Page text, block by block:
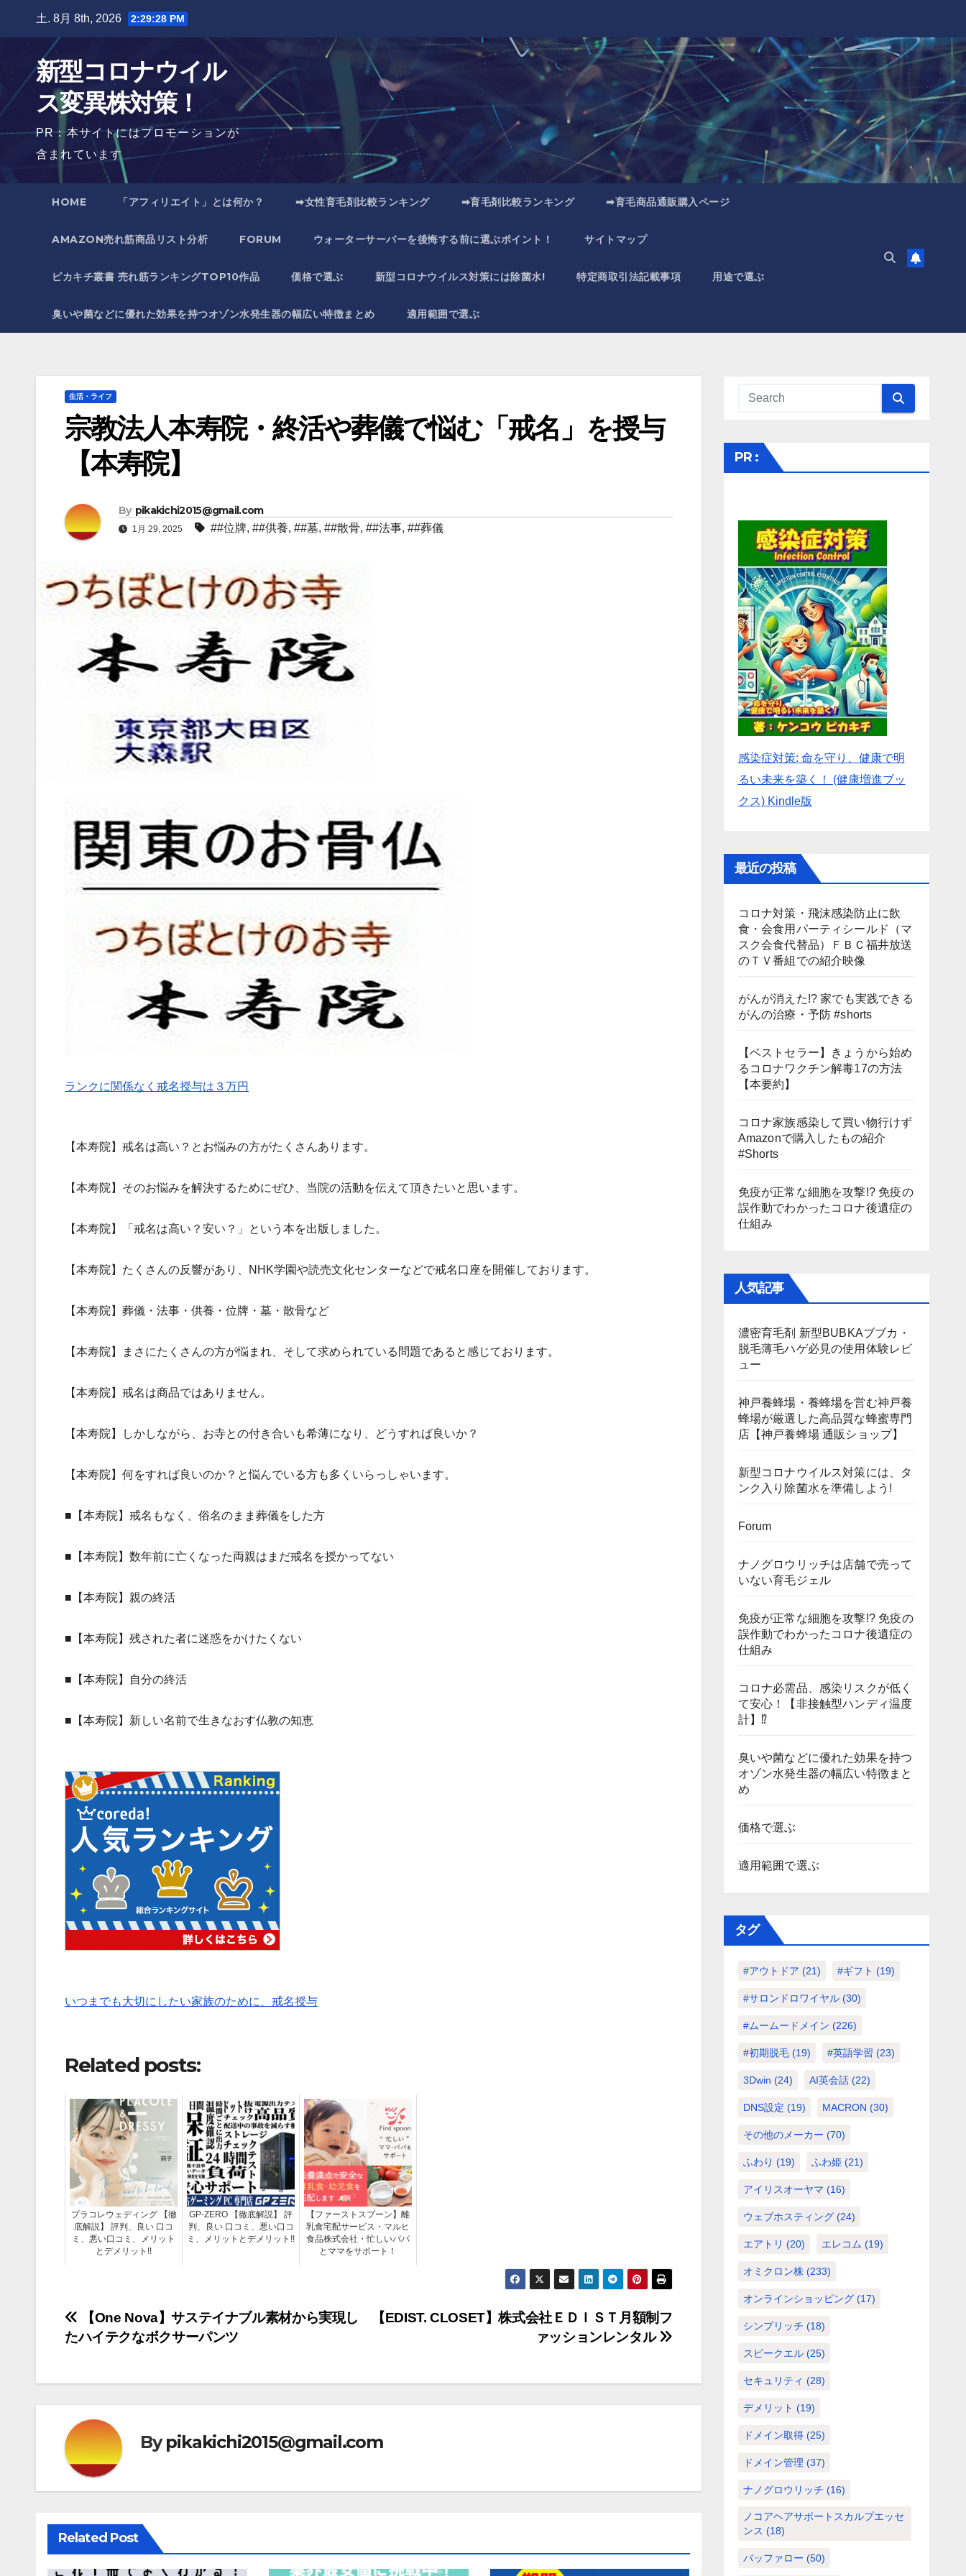
土. 8月 8th, 2026 2:29:30 PM
新型コロナウイル
ス変異株対策！
PR：本サイトにはプロモーションが
含まれています
HOME 「アフィリエイト」とは何か？ ➡女性育毛剤比較ランキング ➡育毛剤比較ランキング ➡育毛商品通販購入ページ
AMAZON売れ筋商品リスト分析 FORUM ウォーターサーバーを後悔する前に選ぶポイント！ サイトマップ
ピカキチ叢書 売れ筋ランキングTOP10作品 価格で選ぶ 新型コロナウイルス対策には除菌水! 特定商取引法記載事項 用途で選ぶ
臭いや菌などに優れた効果を持つオゾン水発生器の幅広い特徴まとめ 適用範囲で選ぶ
生活・ライフ
宗教法人本寿院・終活や葬儀で悩む「戒名」を授与
【本寿院】
By pikakichi2015@gmail.com
1月 29, 2025 ##位牌, ##供養, ##墓, ##散骨, ##法事, ##葬儀
ランクに関係なく戒名授与は３万円
【本寿院】戒名は高い？とお悩みの方がたくさんあります。
【本寿院】そのお悩みを解決するためにぜひ、当院の活動を伝えて頂きたいと思います。
【本寿院】「戒名は高い？安い？」という本を出版しました。
【本寿院】たくさんの反響があり、NHK学園や読売文化センターなどで戒名口座を開催しております。
【本寿院】葬儀・法事・供養・位牌・墓・散骨など
【本寿院】まさにたくさんの方が悩まれ、そして求められている問題であると感じております。
【本寿院】戒名は商品ではありません。
【本寿院】しかしながら、お寺との付き合いも希薄になり、どうすれば良いか？
【本寿院】何をすれば良いのか？と悩んでいる方も多くいらっしゃいます。
■【本寿院】戒名もなく、俗名のまま葬儀をした方
■【本寿院】数年前に亡くなった両親はまだ戒名を授かってない
■【本寿院】親の終活
■【本寿院】残された者に迷惑をかけたくない
■【本寿院】自分の終活
■【本寿院】新しい名前で生きなおす仏教の知恵
いつまでも大切にしたい家族のために、戒名授与
Related posts:
プラコレウェディング 【徹
底解説】 評判、良い 口コ
ミ、悪い口コミ、メリット
とデメリット!!
GP-ZERO 【徹底解説】 評
判、良い 口コミ、悪い口コ
ミ、メリットとデメリット!!
【ファーストスプーン】離
乳食宅配サービス・マルヒ
食品株式会社・忙しいパパ
とママをサポート！
投
稿
ナ
ゲ
ー
シ
ョ
ン
【EDIST. CLOSET】株式会社ＥＤＩＳＴ月額制フ
ァッションレンタル
【One Nova】サステイナブル素材から実現し
たハイテクなボクサーパンツ
Bypikakichi2015@gmail.com
Related Post
PR :
感染症対策: 命を守り、健康で明
るい未来を築く！ (健康増進ブッ
クス) Kindle版
最近の投稿
コロナ対策・飛沫感染防止に飲
食・会食用パーティシールド（マ
スク会食代替品）ＦＢＣ福井放送
のＴＶ番組での紹介映像
がんが消えた!? 家でも実践できる
がんの治療・予防 #shorts
【ベストセラー】きょうから始め
るコロナワクチン解毒17の方法
【本要約】
コロナ家族感染して買い物行けず
Amazonで購入したもの紹介
#Shorts
免疫が正常な細胞を攻撃!? 免疫の
誤作動でわかったコロナ後遺症の
仕組み
人気記事
濃密育毛剤 新型BUBKAブブカ・
脱毛薄毛ハゲ必見の使用体験レビ
ュー
神戸養蜂場・養蜂場を営む神戸養
蜂場が厳選した高品質な蜂蜜専門
店【神戸養蜂場 通販ショップ】
新型コロナウイルス対策には、タ
ンク入り除菌水を準備しよう!
Forum
ナノグロウリッチは店舗で売って
いない育毛ジェル
免疫が正常な細胞を攻撃!? 免疫の
誤作動でわかったコロナ後遺症の
仕組み
コロナ必需品、感染リスクが低く
て安心！【非接触型ハンディ温度
計】⁉
臭いや菌などに優れた効果を持つ
オゾン水発生器の幅広い特徴まと
め
価格で選ぶ
適用範囲で選ぶ
タグ
#アウトドア (21) #ギフト (19)
#サロンドロワイヤル(30)
#ムームードメイン (226)
#初期脱毛(19) #英語学習 (23)
3Dwin (24) AI英会話(22)
DNS設定 (19) MACRON (30)
その他のメーカー (70)
ふわり (19) ふわ姫(21)
アイリスオーヤマ (16)
ウェブホスティング(24)
エアトリ (20) エレコム (19)
オミクロン株(233)
オンラインショッピング(17)
シンプリッチ (18)
スピークエル(25)
セキュリティ (28)
デメリット (19)
ドメイン取得(25)
ドメイン管理 (37)
ナノグロウリッチ (16)
ノコアヘアサポートスカルプエッセ
ンス (18)
バッファロー (50)